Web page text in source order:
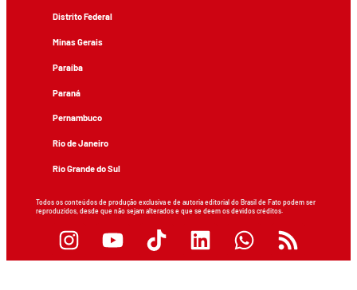
Distrito Federal
Minas Gerais
Paraíba
Paraná
Pernambuco
Rio de Janeiro
Rio Grande do Sul
Todos os conteúdos de produção exclusiva e de autoria editorial do Brasil de Fato podem ser
reproduzidos, desde que não sejam alterados e que se deem os devidos créditos.